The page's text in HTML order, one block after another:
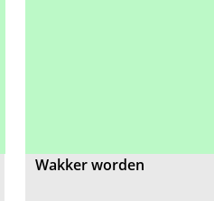
Wakker worden